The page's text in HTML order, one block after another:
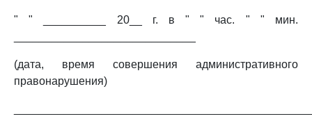
" " __________ 20__ г. в " " час. " " мин.
(дата, время совершения административного
правонарушения)